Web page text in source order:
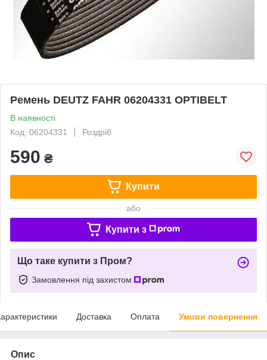
Ремень DEUTZ FAHR 06204331 OPTIBELT
В наявності
Код: 06204331
Роздріб
590 ₴
Купити
або
Купити з
Що таке купити з Пром?
Замовлення під захистом
Доставка Оплата Умови повернення
Опис